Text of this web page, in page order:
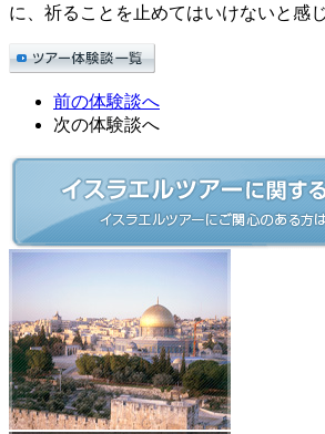
に、祈ることを止めてはいけないと感
前の体験談へ
次の体験談へ